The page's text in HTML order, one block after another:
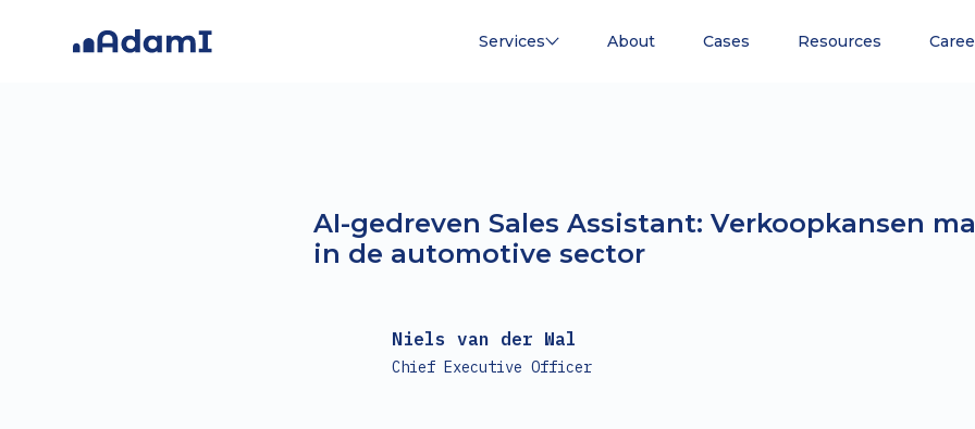
Services About Cases Resources
AI-gedreven Sales Assistant: Verkoopkansen
in de automotive sector
Niels van der Wal
Chief Executive Officer